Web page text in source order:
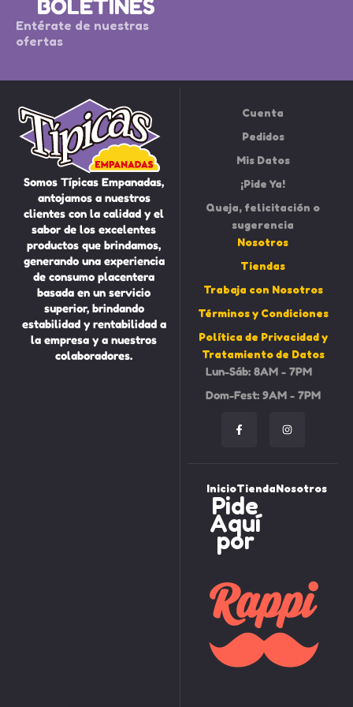
BOLETINES
Entérate de nuestras
ofertas
Somos Típicas Empanadas,
antojamos a nuestros
clientes con la calidad y el
sabor de los excelentes
productos que brindamos,
generando una experiencia
de consumo placentera
basada en un servicio
superior, brindando
estabilidad y rentabilidad a
la empresa y a nuestros
colaboradores.
Cuenta
Pedidos
Mis Datos
¡Pide Ya!
Queja, felicitación o
sugerencia
Nosotros
Tiendas
Trabaja con Nosotros
Términos y Condiciones
Política de Privacidad y
Tratamiento de Datos
Lun-Sáb: 8AM - 7PM
Dom-Fest: 9AM - 7PM
InicioTiendaNosotros
Pide
Aquí
por